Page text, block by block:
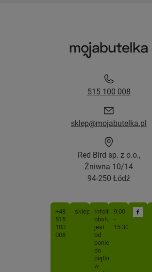
515 100 008
sklep@mojabutelka.pl
Red Bird sp. z o.o.,
Żniwna 10/14
94-250 Łódź
+48
515
100
008
sklep@mojabutelka.pl
Infolinia
obsługiwana
jest
od
poniedziałku
do
piątku
w
9:00
-
15:30